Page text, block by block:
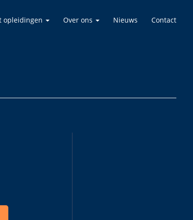
opleidingen Over ons Nieuws Contact